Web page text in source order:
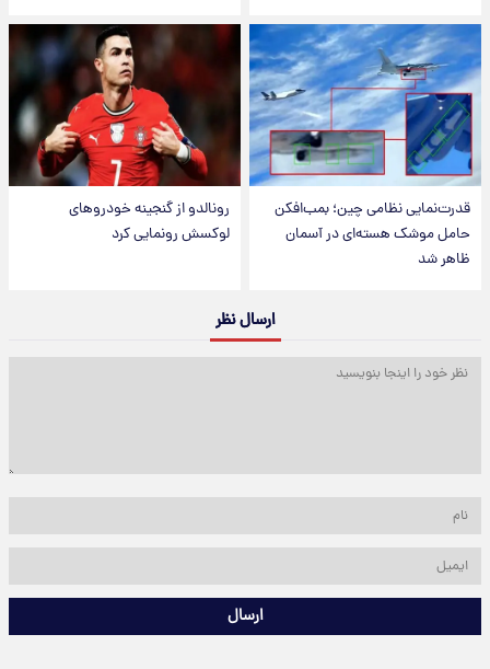
قدرت‌نمایی نظامی چین؛ بمب‌افکن
حامل موشک هسته‌ای در آسمان
ظاهر شد
رونالدو از گنجینه خودروهای
لوکسش رونمایی کرد
ارسال نظر
ارسال